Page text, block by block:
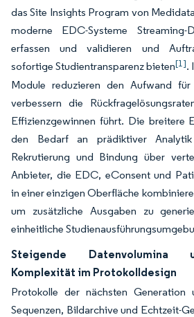
das Site Insights Program von
moderne EDC-Systeme
erfassen und validieren und
sofortige Studientransparenz bieten[1].
Module reduzieren den Aufwand für
verbessern die
Effizienzgewinnen führt. Die breitere
den Bedarf an prädiktiver
Rekrutierung und Bindung über
Anbieter, die EDC, eConsent und
in einer einzigen Oberfläche
um zusätzliche Ausgaben zu
einheitliche
Steigende Datenvolumina
Komplexität im Protokolldesign
Protokolle der nächsten Generation
Sequenzen, Bildarchive und Echtzeit-